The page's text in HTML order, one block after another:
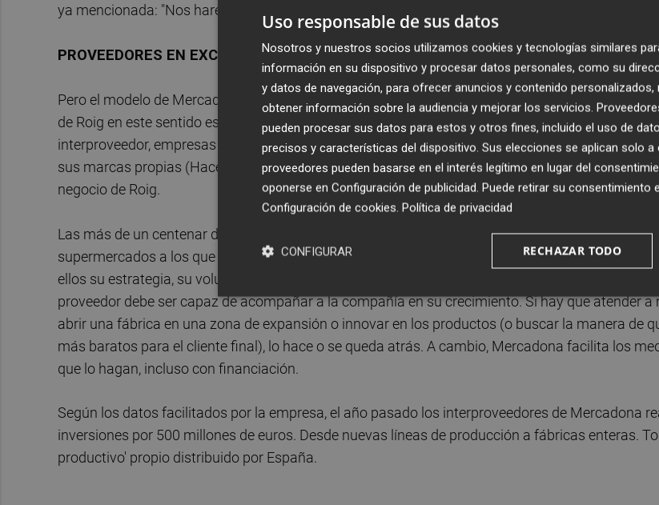
ya mencionada: "Nos haremos del país y después aplicaremos el modelo".
PROVEEDORES EN EXCLUSIVA
Pero el modelo de Mercadona no es sencillo, especialmente en lo que respecta a los
de Roig en este sentido es peculiar y no siempre bien aceptado por los fabricantes. La figura del
interproveedor, empresas que trabajan prácticamente en exclusiva para la cadena valenciana
sus marcas propias (Hacendado, Deli Plus, Bosque Verde y Compy), es clave para entender el
negocio de Roig.
Las más de un centenar de empresas que tienen esa condición tienen un negocio asegurado:
supermercados a los que abastecer. Pero la exigencia es máxima. Mercadona negocia con
ellos su estrategia, su volumen de negocio anual y hasta su margen de resultados. De igual
proveedor debe ser capaz de acompañar a la compañía en su crecimiento. Si hay que atender a
abrir una fábrica en una zona de expansión o innovar en los productos (o buscar la manera de
más baratos para el cliente final), lo hace o se queda atrás. A cambio, Mercadona facilita los
que lo hagan, incluso con financiación.
Según los datos facilitados por la empresa, el año pasado los interproveedores de Mercadona
inversiones por 500 millones de euros. Desde nuevas líneas de producción a fábricas enteras.
productivo' propio distribuido por España.
Uso responsable de sus datos
Nosotros y nuestros socios utilizamos cookies y tecnologías similares
información en su dispositivo y procesar datos personales, como su
y datos de navegación, para ofrecer anuncios y contenido
obtener información sobre la audiencia y mejorar los servicios.
pueden procesar sus datos para estos y otros fines, incluido el uso de
precisos y características del dispositivo. Sus elecciones se aplican solo a
proveedores pueden basarse en el interés legítimo en lugar del
oponerse en Configuración de publicidad. Puede retirar su consentimiento
Configuración de cookies. Política de privacidad
RECHAZAR TODO
CONFIGURAR